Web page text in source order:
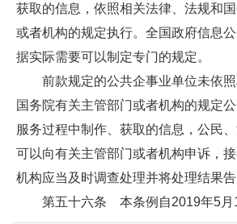
获取的信息，依照相关法律、法规和
或者机构的规定执行。全国政府信息
据实际需要可以制定专门的规定。
前款规定的公共企事业单位未依
国务院有关主管部门或者机构的规定
服务过程中制作、获取的信息，公民
可以向有关主管部门或者机构申诉，
机构应当及时调查处理并将处理结果告
第五十六条 本条例自2019年5月